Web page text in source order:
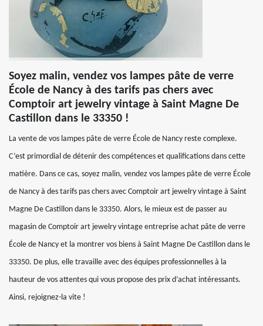
Soyez malin, vendez vos lampes pâte de verre
École de Nancy à des tarifs pas chers avec
Comptoir art jewelry vintage à Saint Magne De
Castillon dans le 33350 !
La vente de vos lampes pâte de verre École de Nancy reste complexe.
C’est primordial de détenir des compétences et qualifications dans cette
matière. Dans ce cas, soyez malin, vendez vos lampes pâte de verre École
de Nancy à des tarifs pas chers avec Comptoir art jewelry vintage à Saint
Magne De Castillon dans le 33350. Alors, le mieux est de passer au
magasin de Comptoir art jewelry vintage entreprise achat pâte de verre
École de Nancy et la montrer vos biens à Saint Magne De Castillon dans le
33350. De plus, elle travaille avec des équipes professionnelles à la
hauteur de vos attentes qui vous propose des prix d’achat intéressants.
Ainsi, rejoignez-la vite !